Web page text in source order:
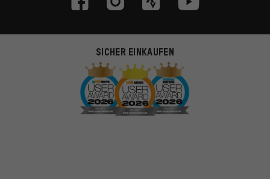
SICHER EINKAUFEN